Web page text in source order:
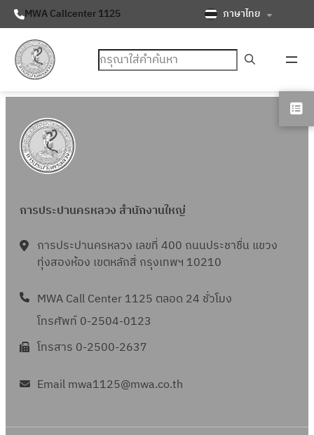
MWA Callcenter 1125 ภาษาไทย
ค้นหา
การประปานครหลวง สำนักงานใหญ่
การประปานครหลวง เลขที่ 400 ถนนประชาชื่น แขวง
ทุ่งสองห้อง เขตหลักสี่ กรุงเทพฯ 10210
MWA Call Center 1125 ตลอด 24 ชั่วโมง
โทรศัพท์ 0-2504-0123
โทรสาร 0-2500-2637
Email mwa1125@mwa.co.th